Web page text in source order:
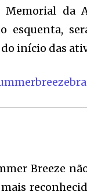
da
esquenta,
início das
Breeze